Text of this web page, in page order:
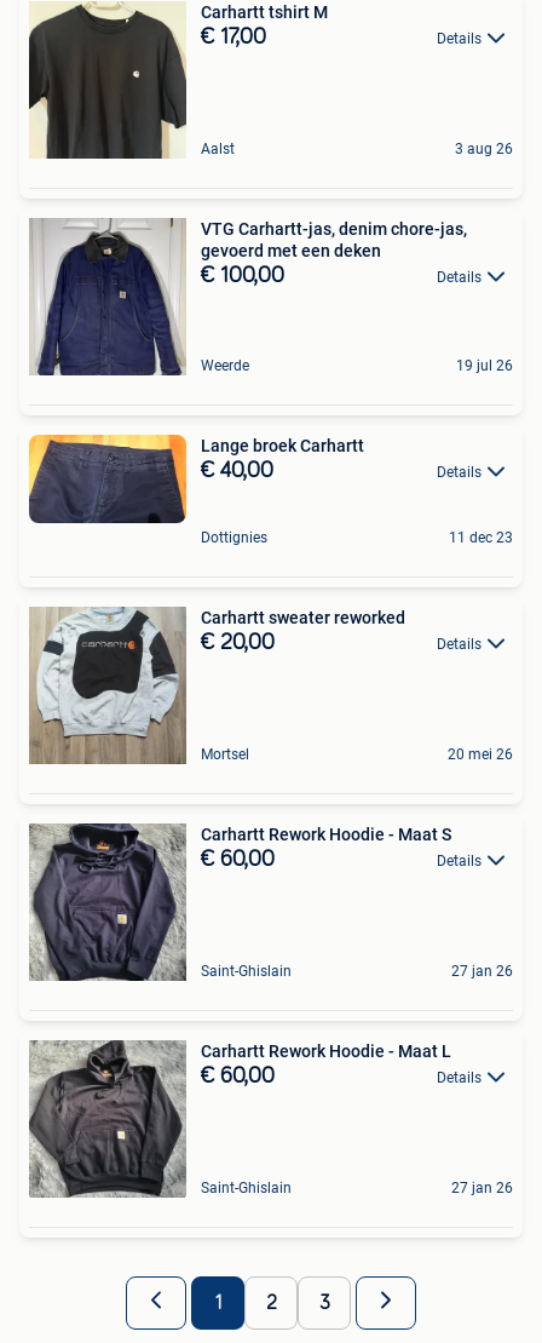
Carhartt tshirt M
€ 17,00 Details
Aalst 3 aug 26
VTG Carhartt-jas, denim chore-jas,
gevoerd met een deken
€ 100,00 Details
Weerde 19 jul 26
Lange broek Carhartt
€ 40,00 Details
Dottignies 11 dec 23
Carhartt sweater reworked
€ 20,00 Details
Mortsel 20 mei 26
Carhartt Rework Hoodie - Maat S
€ 60,00 Details
Saint-Ghislain 27 jan 26
Carhartt Rework Hoodie - Maat L
€ 60,00 Details
Saint-Ghislain 27 jan 26
1 2 3